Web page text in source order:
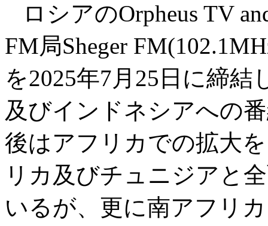
ロシアのOrpheus TV
FM局Sheger
を2025年7月25日に締結
及びインドネシアへの
後はアフリカでの拡大
リカ及びチュニジアと
いるが、更に南アフリ